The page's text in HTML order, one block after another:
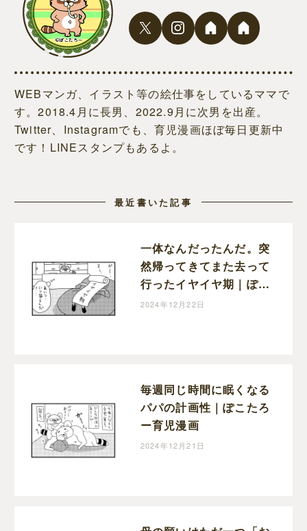
WEBマンガ、イラスト等の絵仕事をしているママで
す。2018.4月に長男、2022.9月に次男を出産。
Twitter、Instagramでも、育児漫画ほぼ毎日更新中
です！LINEスタンプもあるよ。
最近書いた記事
一体なんだったんだ。突
然帰ってきてまた去って
行ったイヤイヤ期｜ぽこ
たろー育児漫画
2024年12月22日
毎週同じ時間に眠くなる
パパの計画性｜ぽこたろ
ー育児漫画
2024年12月21日